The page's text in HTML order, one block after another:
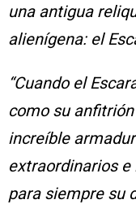
una antigua
alienígena: el
“Cuando el
como su
increíble
extraordinarios
para siempre su